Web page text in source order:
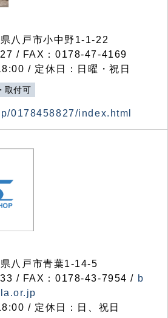
八戸市小中野1-1-22
/ FAX：0178-47-4169
/ 定休日：日曜・祝日
取付可
0178458827/index.html
八戸市青葉1-14-5
/ FAX：0178-43-7954 / b
/ 定休日：日、祝日